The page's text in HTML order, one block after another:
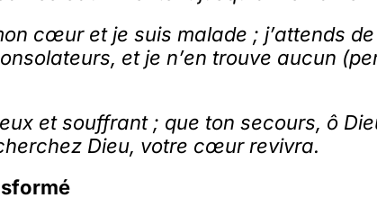
cœur et je suis malade ; j’attends
et je n’en trouve aucun
et souffrant ; que ton secours, ô
Dieu, votre cœur revivra.